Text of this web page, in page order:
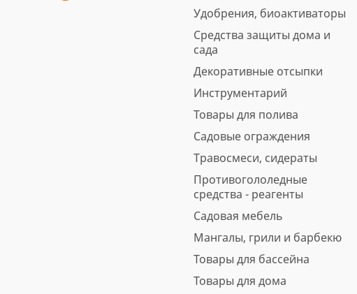
Удобрения, биоактиваторы
Средства защиты дома и
сада
Декоративные отсыпки
Инструментарий
Товары для полива
Садовые ограждения
Травосмеси, сидераты
Противогололедные
средства - реагенты
Садовая мебель
Мангалы, грили и барбекю
Товары для бассейна
Товары для дома